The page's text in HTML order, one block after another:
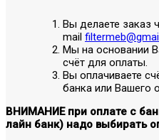
Вы делаете заказ
mail
Мы на основании
счёт для оплаты.
Вы оплачиваете
банка или Вашего
ВНИМАНИЕ при оплате с
лайн банк) надо выбирать